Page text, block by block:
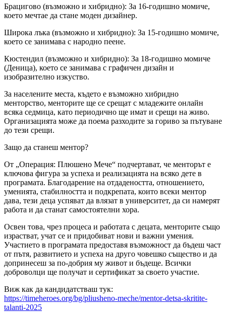
Брацигово (възможно и хибридно): За 16-годишно момиче,
което мечтае да стане моден дизайнер.
Широка лъка (възможно и хибридно): За 15-годишно момиче,
което се занимава с народно пеене.
Кюстендил (възможно и хибридно): За 18-годишно момиче
(Деница), което се занимава с графичен дизайн и
изобразително изкуство.
За населените места, където е възможно хибридно
менторство, менторите ще се срещат с младежите онлайн
всяка седмица, като периодично ще имат и срещи на живо.
Организацията може да поема разходите за гориво за пътуване
до тези срещи.
Защо да станеш ментор?
От „Операция: Плюшено Мече“ подчертават, че менторът е
ключова фигура за успеха и реализацията на всяко дете в
програмата. Благодарение на отдадеността, отношението,
уменията, стабилността и подкрепата, които всеки ментор
дава, тези деца успяват да влязат в университет, да си намерят
работа и да станат самостоятелни хора.
Освен това, чрез процеса и работата с децата, менторите също
израстват, учат се и придобиват нови и важни умения.
Участието в програмата предоставя възможност да бъдеш част
от пътя, развитието и успеха на друго човешко същество и да
допринесеш за по-добрия му живот и бъдеще. Всички
доброволци ще получат и сертификат за своето участие.
Виж как да кандидатстваш тук:
https://timeheroes.org/bg/pliusheno-meche/mentor-detsa-skritite-
talanti-2025